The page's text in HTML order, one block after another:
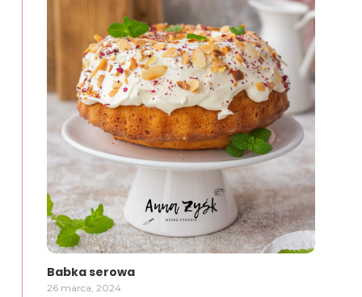
Babka serowa
26 marca, 2024